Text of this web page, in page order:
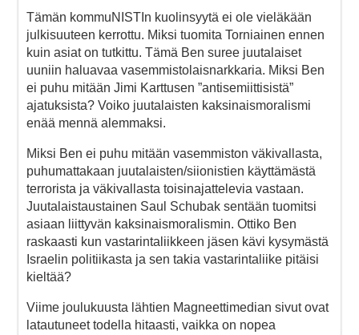
Tämän kommuNISTIn kuolinsyytä ei ole vieläkään
julkisuuteen kerrottu. Miksi tuomita Torniainen ennen
kuin asiat on tutkittu. Tämä Ben suree juutalaiset
uuniin haluavaa vasemmistolaisnarkkaria. Miksi Ben
ei puhu mitään Jimi Karttusen ”antisemiittisistä”
ajatuksista? Voiko juutalaisten kaksinaismoralismi
enää mennä alemmaksi.
Miksi Ben ei puhu mitään vasemmiston väkivallasta,
puhumattakaan juutalaisten/siionistien käyttämästä
terrorista ja väkivallasta toisinajattelevia vastaan.
Juutalaistaustainen Saul Schubak sentään tuomitsi
asiaan liittyvän kaksinaismoralismin. Ottiko Ben
raskaasti kun vastarintaliikkeen jäsen kävi kysymästä
Israelin politiikasta ja sen takia vastarintaliike pitäisi
kieltää?
Viime joulukuusta lähtien Magneettimedian sivut ovat
latautuneet todella hitaasti, vaikka on nopea